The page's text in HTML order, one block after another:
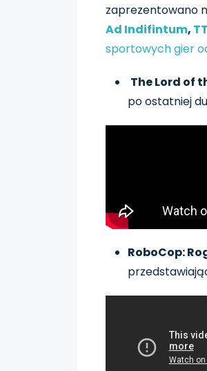
zaprezentowano
Ad Indifintum,
sportowych gier
The Lord of
po ostatniej
RoboCop: